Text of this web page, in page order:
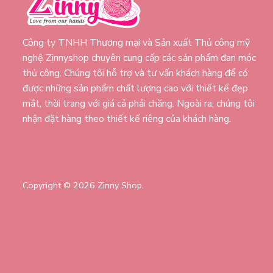
Công ty TNHH Thương mại và Sản xuất Thủ công mỹ
nghệ Zinnyshop chuyên cung cấp các sản phẩm đan móc
thủ công. Chúng tôi hỗ trợ và tư vấn khách hàng để có
được những sản phẩm chất lượng cao với thiết kế đẹp
mắt, thời trang với giá cả phải chăng. Ngoài ra, chúng tôi
nhận đặt hàng theo thiết kế riêng của khách hàng.
Copyright © 2026 Zinny Shop.